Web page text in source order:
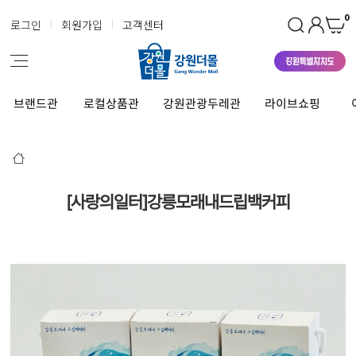
로그인 회원가입 고객센터 0
브랜드관 로컬상품관 강원관광두레관 라이브쇼핑
[사랑의일터]강릉모래내드립백커피